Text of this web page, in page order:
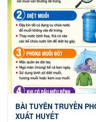
BÀI TUYÊN TRUYỀN
XUẤT HUYẾT